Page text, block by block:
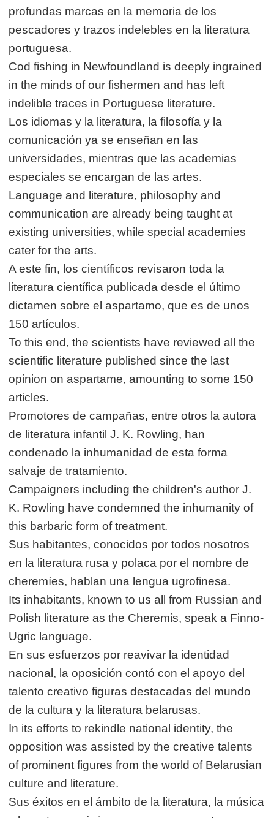
profundas marcas en la memoria de los
pescadores y trazos indelebles en la literatura
portuguesa.
Cod fishing in Newfoundland is deeply ingrained
in the minds of our fishermen and has left
indelible traces in Portuguese literature.
Los idiomas y la literatura, la filosofía y la
comunicación ya se enseñan en las
universidades, mientras que las academias
especiales se encargan de las artes.
Language and literature, philosophy and
communication are already being taught at
existing universities, while special academies
cater for the arts.
A este fin, los científicos revisaron toda la
literatura científica publicada desde el último
dictamen sobre el aspartamo, que es de unos
150 artículos.
To this end, the scientists have reviewed all the
scientific literature published since the last
opinion on aspartame, amounting to some 150
articles.
Promotores de campañas, entre otros la autora
de literatura infantil J. K. Rowling, han
condenado la inhumanidad de esta forma
salvaje de tratamiento.
Campaigners including the children's author J.
K. Rowling have condemned the inhumanity of
this barbaric form of treatment.
Sus habitantes, conocidos por todos nosotros
en la literatura rusa y polaca por el nombre de
cheremíes, hablan una lengua ugrofinesa.
Its inhabitants, known to us all from Russian and
Polish literature as the Cheremis, speak a Finno-
Ugric language.
En sus esfuerzos por reavivar la identidad
nacional, la oposición contó con el apoyo del
talento creativo figuras destacadas del mundo
de la cultura y la literatura belarusas.
In its efforts to rekindle national identity, the
opposition was assisted by the creative talents
of prominent figures from the world of Belarusian
culture and literature.
Sus éxitos en el ámbito de la literatura, la música